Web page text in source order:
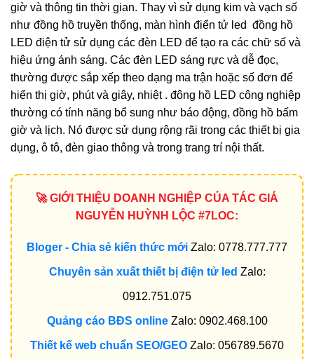
giờ và thông tin thời gian. Thay vì sử dụng kim và vạch số
như đồng hồ truyền thống, màn hình điển tử led đồng hồ
LED điện tử sử dụng các đèn LED để tạo ra các chữ số và
hiệu ứng ánh sáng. Các đèn LED sáng rực và dễ đọc,
thường được sắp xếp theo dạng ma trận hoặc số đơn để
hiển thị giờ, phút và giây, nhiệt . đông hồ LED công nghiệp
thường có tính năng bổ sung như báo động, đồng hồ bấm
giờ và lịch. Nó được sử dụng rộng rãi trong các thiết bị gia
dụng, ô tô, đèn giao thông và trong trang trí nội thất.
🚀 GIỚI THIỆU DOANH NGHIỆP CỦA TÁC GIẢ
NGUYỄN HUỲNH LỘC #7LOC:
Bloger - Chia sẻ kiến thức mới Zalo: 0778.777.777
Chuyên sản xuất thiết bị điện tử led Zalo:
0912.751.075
Quảng cáo BĐS onlineZalo: 0902.468.100
Thiết kế web chuẩn SEO/GEO Zalo: 056789.5670